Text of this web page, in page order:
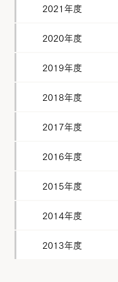
2021年度
2020年度
2019年度
2018年度
2017年度
2016年度
2015年度
2014年度
2013年度